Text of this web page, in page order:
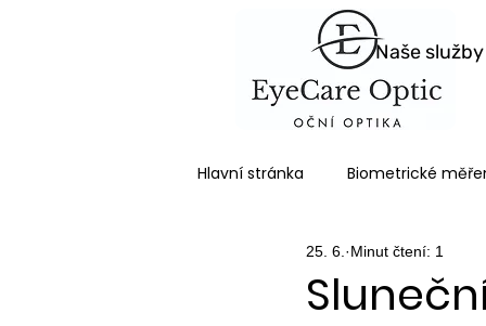
Naše služby
Hlavní stránka Biometrické
25. 6. Minut čtení: 1